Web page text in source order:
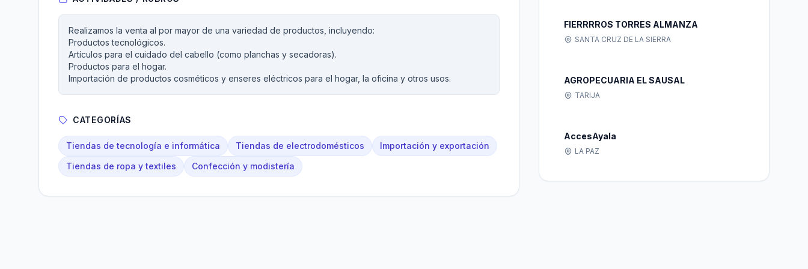
Realizamos la venta al por mayor de una variedad de productos, incluyendo:
Productos tecnológicos.
Artículos para el cuidado del cabello (como planchas y secadoras).
Productos para el hogar.
Importación de productos cosméticos y enseres eléctricos para el hogar, la oficina y otros usos.
CATEGORÍAS
Tiendas de tecnología e informática Tiendas de electrodomésticos
Importación y exportación
Tiendas de ropa y textiles
Confección y modistería
FIERRRROS TORRES ALMANZA
SANTA CRUZ DE LA SIERRA
AGROPECUARIA EL SAUSAL
TARIJA
AccesAyala
LA PAZ